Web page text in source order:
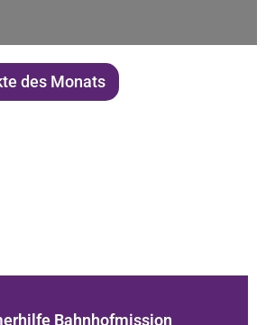
des Monats
Bahnhofmission